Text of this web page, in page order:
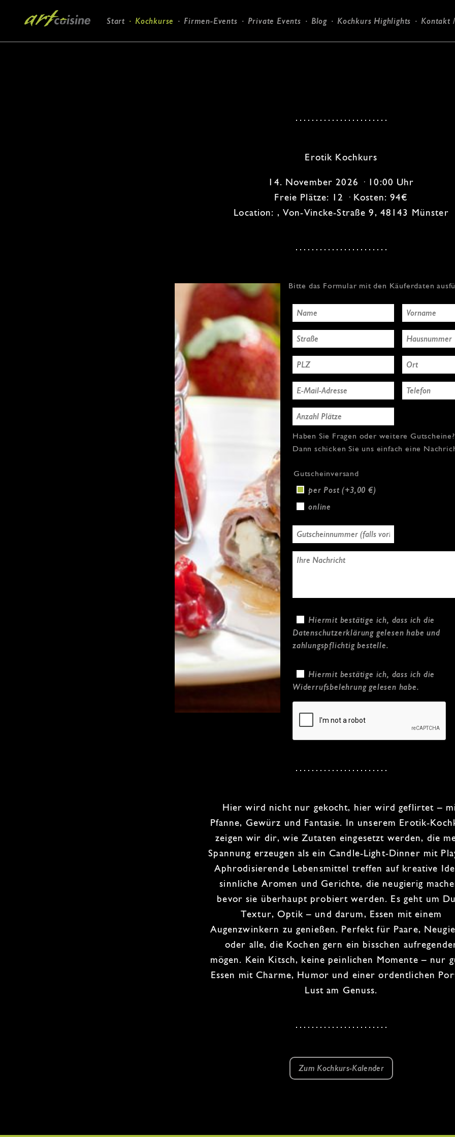
Navigation
Start Kochkurse Firmen-Events Private Events Blog Kochkurs Highlights Kontakt
Erotik Kochkurs
14. November 2026 · 10:00 Uhr
Freie Plätze: 12 · Kosten: 94€
Location: , Von-Vincke-Straße 9, 48143 Münster
Bitte das Formular mit den Käuferdaten
Haben Sie Fragen oder weitere Gutscheine?
Dann schicken Sie uns einfach eine
Gutscheinversand
per Post (+3,00 €)
online
Hiermit bestätige ich, dass ich die
Datenschutzerklärung gelesen habe und
zahlungspflichtig bestelle.
Hiermit bestätige ich, dass ich die
Widerrufsbelehrunggelesen habe.
Hier wird nicht nur gekocht, hier wirdgeflirtet–
Pfanne, Gewürz und Fantasie. In unserem Erotik-
zeigen wir dir, wie Zutaten eingesetzt werden, die
Spannung erzeugen als ein Candle-Light-Dinner mit
Aphrodisierende Lebensmittel treffen auf kreative
sinnliche Aromen und Gerichte, die neugierig
bevor sie überhaupt probiert werden. Es geht um
Textur, Optik – und darum, Essen mit einem
Augenzwinkern zu genießen. Perfekt für Paare,
oder alle, die Kochen gern ein bisschen
mögen. Kein Kitsch, keine peinlichen Momente – nur
Essen mit Charme, Humor und einer ordentlichen
Lust am Genuss.
Zum Kochkurs-Kalender